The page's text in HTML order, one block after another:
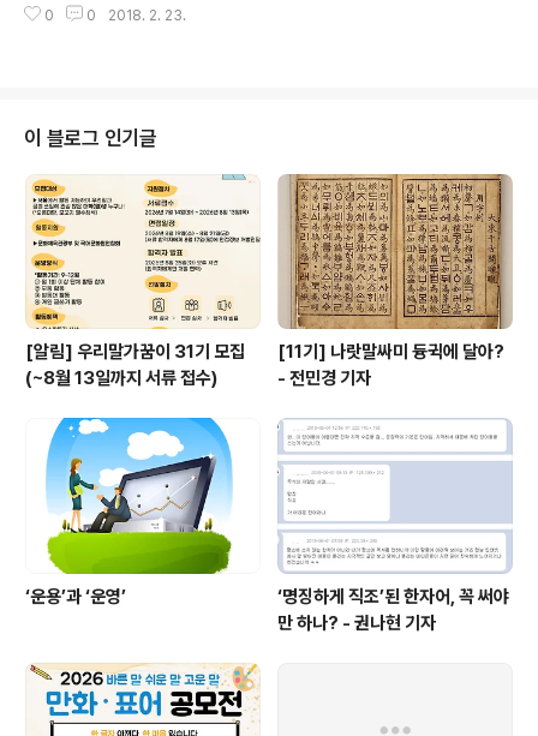
내 손에 명령을 전달하는 것 같다. 작품에 대해 이러쿵저러
0 0 2018. 2. 23.
이 블로그 인기글
[알림] 우리말가꿈이 31기 모집
(~8월 13일까지 서류 접수)
[11기] 나랏말싸미 듕귁에 달아?
- 전민경 기자
‘운용’과 ‘운영’
‘명징하게 직조’된 한자어, 꼭 써야
만 하나? - 권나현 기자